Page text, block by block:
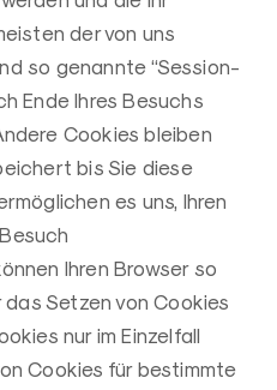
der von uns
so genannte “Session-
Ende Ihres Besuchs
Cookies bleiben
bis Sie diese
es uns, Ihren
Ihren Browser so
Setzen von Cookies
nur im Einzelfall
Cookies für bestimmte